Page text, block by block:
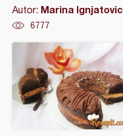
Autor: Marina Ignjatovic
6777